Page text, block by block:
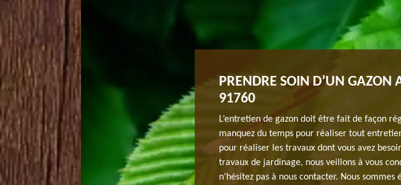
ENTRETENIR VOTRE
À ITTEVILLE.
durant toute l’année ? Veuillez contacter JH elagage
propose des services fiables pour entretenir la
méthodes pour prendre en soin la pelouse herbe.
et vous envisagez à appeler un entreprise pour
votre disposition. Sur ce, il son déplacement chez
PRENDRE SOIN D’UN GAZON
91760
L’entretien de gazon doit être fait de façon
manquez du temps pour réaliser tout
pour réaliser les travaux dont vous avez
travaux de jardinage, nous veillons à vous
n’hésitez pas à nous contacter. Nous